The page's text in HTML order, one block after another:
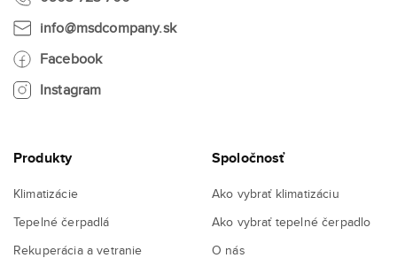
info@msdcompany.sk
Facebook
Instagram
Produkty
Klimatizácie
Tepelné čerpadlá
Rekuperácia a vetranie
Spoločnosť
Ako vybrať klimatizáciu
Ako vybrať tepelné čerpadlo
O nás